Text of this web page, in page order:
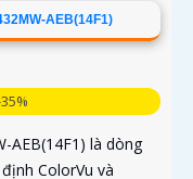
AEB(14F1)
AEB(14F1) là dòng
ColorVu và